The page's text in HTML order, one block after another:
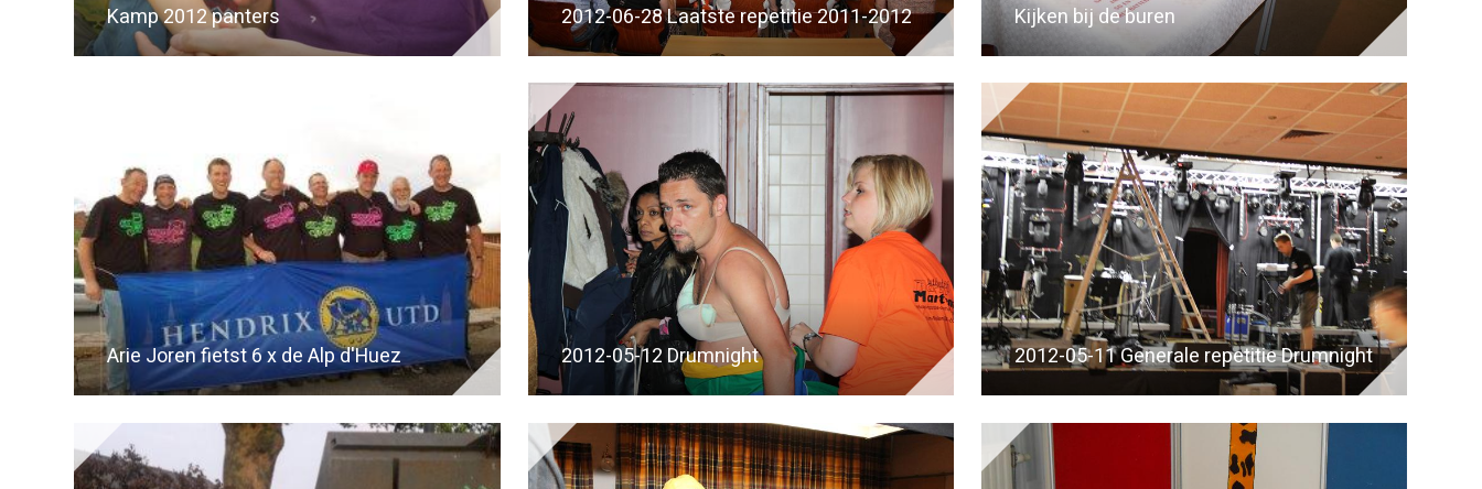
Kamp 2012 panters 2012-06-28 Laatste repetitie 2011-2012 Kijken bij de buren
Arie Joren fietst 6 x de Alp d'Huez 2012-05-12 Drumnight 2012-05-11 Generale repetitie Drumnight